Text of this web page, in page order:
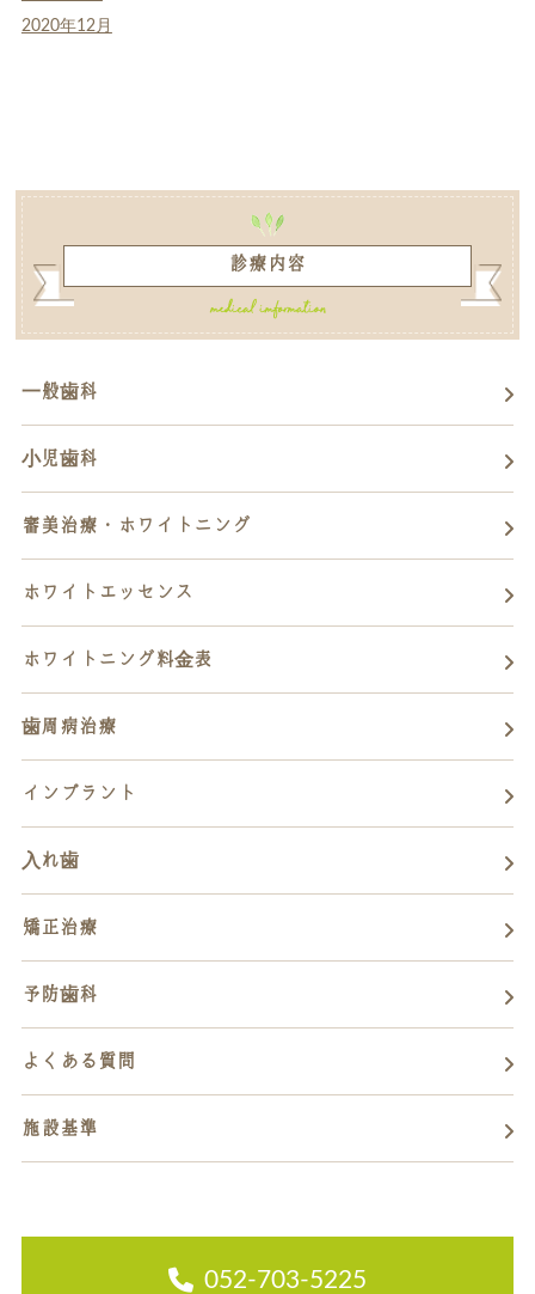
2020年12月
診療内容
一般歯科
小児歯科
審美治療・ホワイトニング
ホワイトエッセンス
ホワイトニング料金表
歯周病治療
インプラント
入れ歯
矯正治療
予防歯科
よくある質問
施設基準
052-703-5225